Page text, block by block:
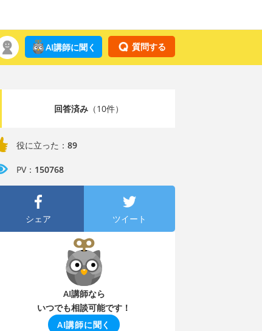
質問する
AI講師に聞く
回答済み（10件）
役に立った： 89
PV： 150768
シェア ツイート
AI講師なら
いつでも相談可能です！
AI講師に聞く